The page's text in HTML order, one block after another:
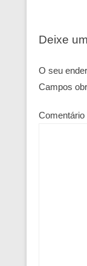
Deixe
O seu
Campos
Comentário